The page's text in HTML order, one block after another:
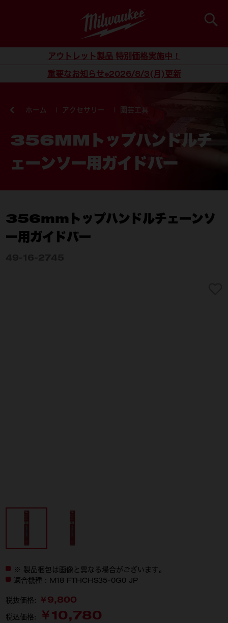
検索
コンテンツにスキップアウトレット製品 特別価格実施中！
重要なお知らせ※2026/8/3(月)更新
ホーム アクセサリー 園芸工具
356MMトップハンドルチ
ェーンソー用ガイドバー
356mmトップハンドルチェーンソ
ー用ガイドバー
※ 製品梱包は画像と異なる場合がございます。
適合機種：M18 FTHCHS35-0G0 JP
税抜価格: ￥9,800
税込価格: ￥10,780